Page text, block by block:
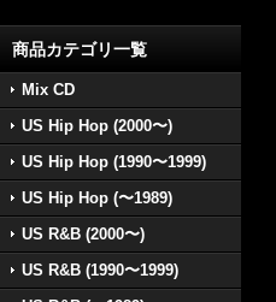
商品カテゴリ一覧
Mix CD
US Hip Hop (2000〜)
US Hip Hop (1990〜1999)
US Hip Hop (〜1989)
US R&B (2000〜)
US R&B (1990〜1999)